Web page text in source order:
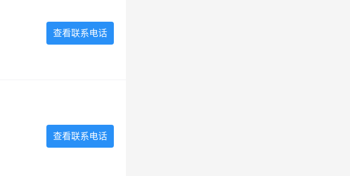
查看联系电话
查看联系电话